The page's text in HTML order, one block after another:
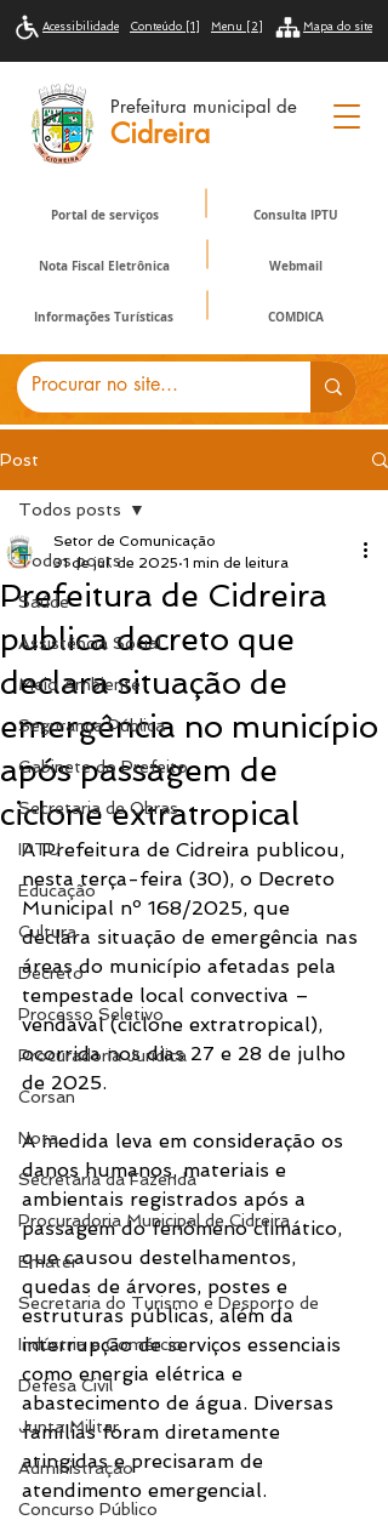
Portal de serviços Consulta IPTU
Nota Fiscal Eletrônica
Informações Turísticas COMDICA
Webmail
Acessibilidade Conteúdo [1] Menu [2] Mapa do site
Prefeitura municipal de
Cidreira
Post
Todos posts
Saúde
Assistência Social
Meio Ambiente
Segurança Pública
Gabinete do Prefeito
Secretaria de Obras
IPTU
Educação
Cultura
Decreto
Processo Seletivo
Procuradoria Jurídica
Corsan
Nota
Secretaria da Fazenda
Procuradoria Municipal de Cidreira
Emater
Secretaria do Turismo e Desporto de
Indústria e Comércio
Defesa Civil
Junta Militar
Administração
Concurso Público
Todos posts
Prefeitura de Cidreira
publica decreto que
declara situação de
emergência no município
após passagem de
ciclone extratropical
Setor de Comunicação
31 de jul. de 2025 1 min de leitura
A Prefeitura de Cidreira publicou,
nesta terça-feira (30), o Decreto
Municipal nº 168/2025, que
declara situação de emergência nas
áreas do município afetadas pela
tempestade local convectiva –
vendaval (ciclone extratropical),
ocorrida nos dias 27 e 28 de julho
de 2025.
A medida leva em consideração os
danos humanos, materiais e
ambientais registrados após a
passagem do fenômeno climático,
que causou destelhamentos,
quedas de árvores, postes e
estruturas públicas, além da
interrupção de serviços essenciais
como energia elétrica e
abastecimento de água. Diversas
famílias foram diretamente
atingidas e precisaram de
atendimento emergencial.